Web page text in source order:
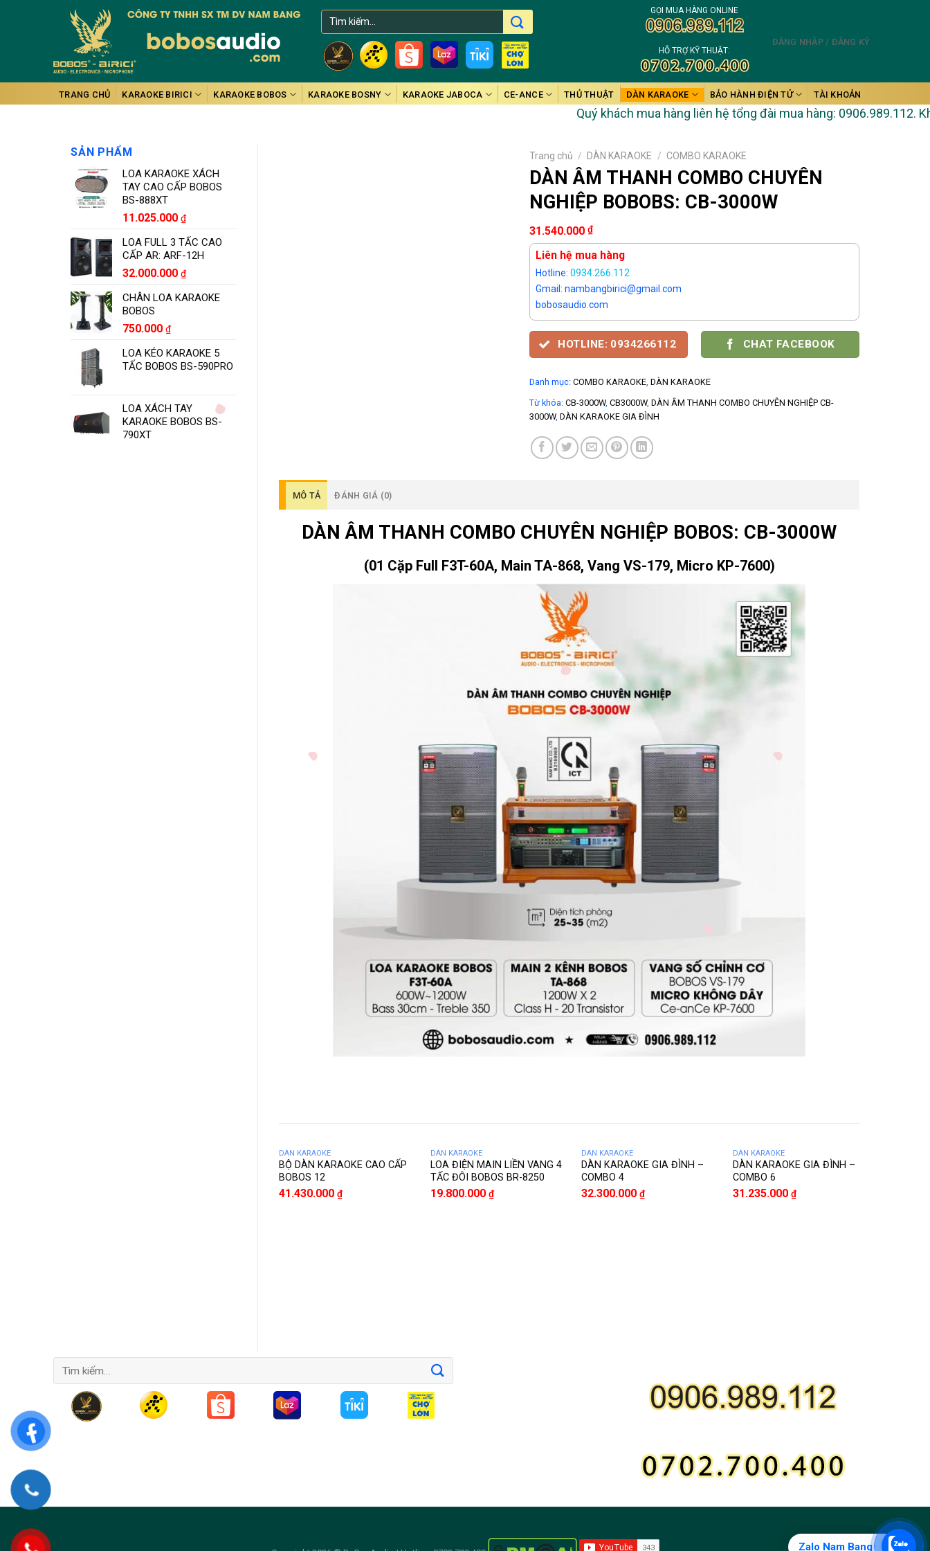
Tìm
kiếm:
GỌI MUA HÀNG ONLINE
HỖ TRỢ KỸ THUẬT:
ĐĂNG NHẬP / ĐĂNG KÝ
TRANG CHỦ KARAOKE BIRICI KARAOKE BOBOS KARAOKE BOSNY KARAOKE JABOCA CE-ANCE THỦ THUẬT DÀN KARAOKE BẢO HÀNH ĐIỆN TỬ TÀI KHOẢN
Quý khách mua hàng liên hệ tổng đài mua hàng: 0906.989.112. Khi
SẢN PHẨM
LOA KARAOKE XÁCH
TAY CAO CẤP BOBOS
BS-888XT
11.025.000 ₫
LOA FULL 3 TẤC CAO
CẤP AR: ARF-12H
32.000.000 ₫
CHÂN LOA KARAOKE
BOBOS
750.000 ₫
LOA KÉO KARAOKE 5
TẤC BOBOS BS-590PRO
LOA XÁCH TAY
KARAOKE BOBOS BS-
790XT
Trang chủ / DÀN KARAOKE / COMBO KARAOKE
DÀN ÂM THANH COMBO CHUYÊN
NGHIỆP BOBOBS: CB-3000W
31.540.000₫
Liên hệ mua hàng
Hotline:0934.266.112
Gmail: nambangbirici@gmail.com
bobosaudio.com
HOTLINE: 0934266112 CHAT FACEBOOK
Danh mục:COMBO KARAOKE,DÀN KARAOKE
Từ khóa:CB-3000W,CB3000W,DÀN ÂM THANH COMBO CHUYÊN NGHIỆP CB-
3000W,DÀN KARAOKE GIA ĐÌNH
MÔ TẢ ĐÁNH GIÁ (0)
DÀN ÂM THANH COMBO CHUYÊN NGHIỆP BOBOS: CB-3000W
(01 Cặp Full F3T-60A, Main TA-868, Vang VS-179, Micro KP-7600)
DÀN KARAOKE
BỘ DÀN KARAOKE CAO CẤP
BOBOS 12
41.430.000 ₫
DÀN KARAOKE
LOA ĐIỆN MAIN LIỀN VANG 4
TẤC ĐÔI BOBOS BR-8250
19.800.000 ₫
DÀN KARAOKE
DÀN KARAOKE GIA ĐÌNH –
COMBO 4
32.300.000₫
DÀN KARAOKE
DÀN KARAOKE GIA ĐÌNH –
COMBO 6
31.235.000₫
Tìm
kiếm:
Zalo Nam Bang